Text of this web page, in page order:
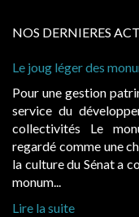
NOS DERNIERES
des monuments
gestion patrimoniale
du développement
Le monument
comme une charge. Le
du Sénat a consacré,